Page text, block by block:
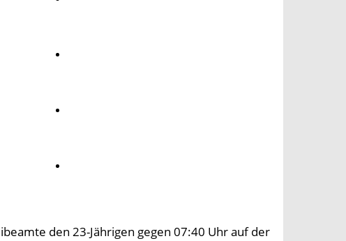
den 23-Jährigen gegen 07:40 Uhr auf der